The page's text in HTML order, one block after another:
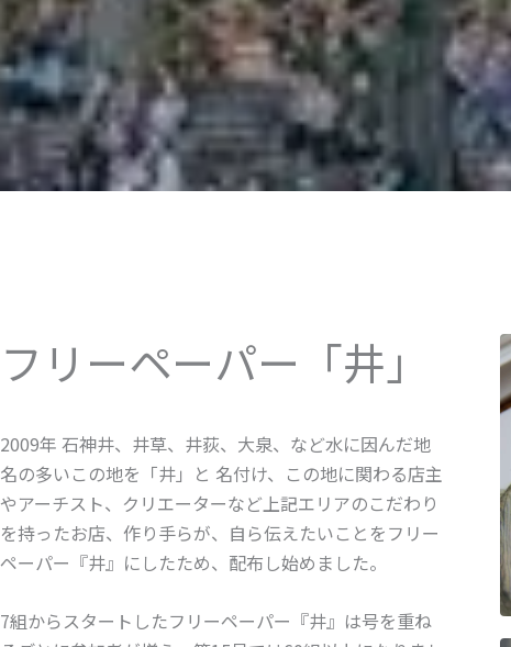
フリーペーパー「井」
2009年 石神井、井草、井荻、大泉、など水に因んだ地
名の多いこの地を「井」と 名付け、この地に関わる店主
やアーチスト、クリエーターなど上記エリアのこだわり
を持ったお店、作り手らが、自ら伝えたいことをフリー
ペーパー『井』にしたため、配布し始めました。
7組からスタートしたフリーペーパー『井』は号を重ね